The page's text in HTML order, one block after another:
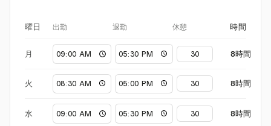
曜日 出勤 退勤 休憩 時間
月 8時間
火 8時間
水 8時間